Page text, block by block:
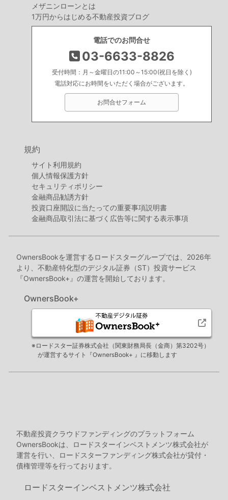
メザニンローンとは
1万円からはじめる不動産投資ブログ
電話でのお問合せ
03-6633-8826
受付時間：月～金曜日の11:00～15:00(祝日を除く)
電話対応にお時間をいただく場合がございます。
お問合せフォーム
規約
サイト利用規約
個人情報保護方針
セキュリティポリシー
金融商品勧誘方針
投資口座開設に当たっての重要事項説明書
金融商品取引法に基づく広告等に関する表示事項
OwnersBookを運営するロードスターグループでは、2026年
より、不動産特化型のデジタル証券（ST）投資サービス
『OwnersBook+』の運営を開始しております。
OwnersBook+
※ロードスター証券株式会社（関東財務局長（金商）第3202号）
が運営するサイト『OwnersBook+ 』に移動します
不動産投資クラウドファンディングのプラットフォーム
OwnersBookは、ロードスターインベストメンツ株式会社が
運営を行い、ロードスターファンディング株式会社が貸付・
債権管理等を行っております。
ロードスターインベストメンツ株式会社